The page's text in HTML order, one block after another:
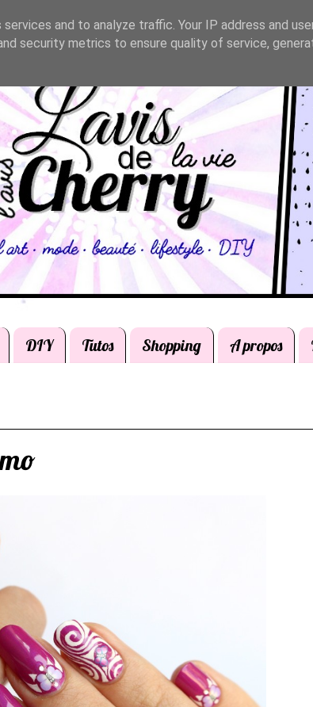
DIY Tutos Shopping A propos
and to analyze traffic. Your IP address and
security metrics to ensure quality of service,